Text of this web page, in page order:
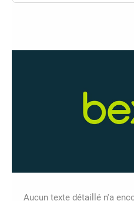
Aucun texte détaillé n'a